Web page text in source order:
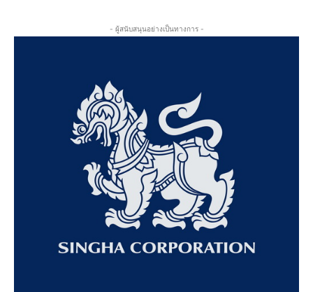
- ผู้สนับสนุนอย่างเป็นทางการ -